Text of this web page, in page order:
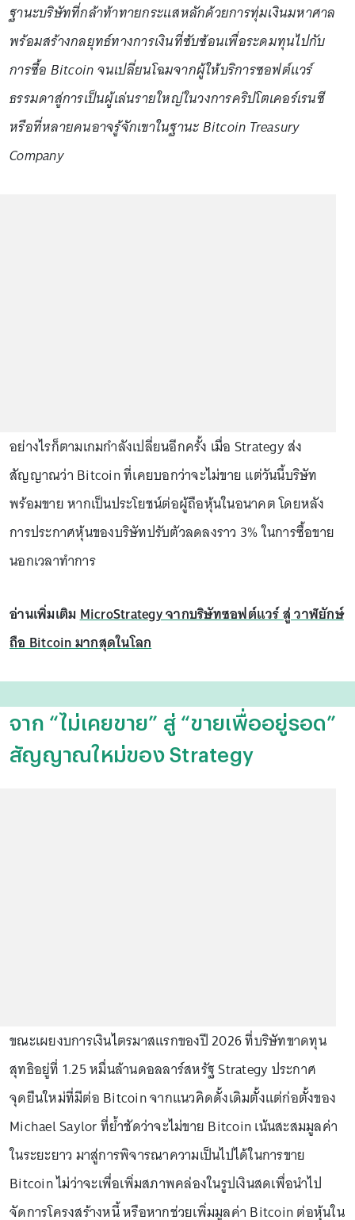
ฐานะบริษัทที่กล้าท้าทายกระแสหลักด้วยการทุ่มเงินมหาศาล
พร้อมสร้างกลยุทธ์ทางการเงินที่ซับซ้อนเพื่อระดมทุนไปกับ
การซื้อ Bitcoin จนเปลี่ยนโฉมจากผู้ให้บริการซอฟต์แวร์
ธรรมดาสู่การเป็นผู้เล่นรายใหญ่ในวงการคริปโตเคอร์เรนซี
หรือที่หลายคนอาจรู้จักเขาในฐานะ Bitcoin Treasury
Company
อย่างไรก็ตามเกมกำลังเปลี่ยนอีกครั้ง เมื่อ Strategy ส่ง
สัญญาณว่า Bitcoin ที่เคยบอกว่าจะไม่ขาย แต่วันนี้บริษัท
พร้อมขาย หากเป็นประโยชน์ต่อผู้ถือหุ้นในอนาคต โดยหลัง
การประกาศหุ้นของบริษัทปรับตัวลดลงราว 3% ในการซื้อขาย
นอกเวลาทำการ
อ่านเพิ่มเติมMicroStrategy จากบริษัทซอฟต์แวร์ สู่ วาฬยักษ์
ถือ Bitcoin มากสุดในโลก
จาก “ไม่เคยขาย” สู่ “ขายเพื่ออยู่รอด”
สัญญาณใหม่ของ Strategy
ขณะเผยงบการเงินไตรมาสแรกของปี 2026 ที่บริษัทขาดทุน
สุทธิอยู่ที่ 1.25 หมื่นล้านดอลลาร์สหรัฐ Strategy ประกาศ
จุดยืนใหม่ที่มีต่อ Bitcoin จากแนวคิดดั้งเดิมตั้งแต่ก่อตั้งของ
Michael Saylor ที่ย้ำชัดว่าจะไม่ขาย Bitcoin เน้นสะสมมูลค่า
ในระยะยาว มาสู่การพิจารณาความเป็นไปได้ในการขาย
Bitcoin ไม่ว่าจะเพื่อเพิ่มสภาพคล่องในรูปเงินสดเพื่อนำไป
จัดการโครงสร้างหนี้ หรือหากช่วยเพิ่มมูลค่า Bitcoin ต่อหุ้นใน